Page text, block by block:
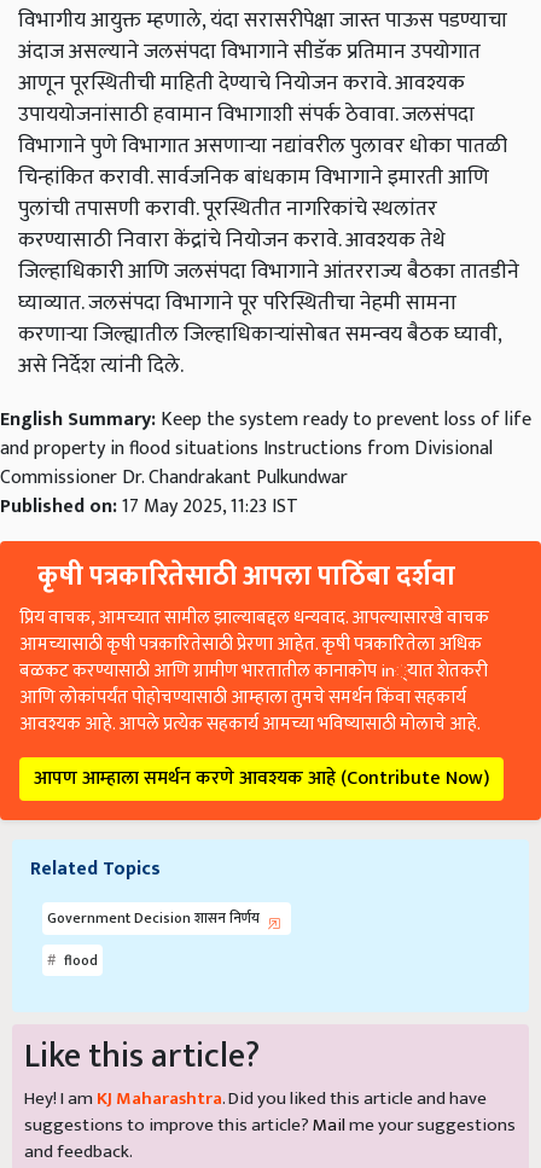
विभागीयआयुक्तम्हणाले,यंदासरासरीपेक्षाजास्तपाऊसपडण्याचा
अंदाजअसल्यानेजलसंपदाविभागानेसीडॅकप्रतिमानउपयोगात
आणूनपूरस्थितीचीमाहितीदेण्याचेनियोजनकरावे.आवश्यक
उपाययोजनांसाठीहवामानविभागाशीसंपर्कठेवावा.जलसंपदा
विभागानेपुणेविभागातअसणाऱ्यानद्यांवरीलपुलावरधोकापातळी
चिन्हांकितकरावी.सार्वजनिकबांधकामविभागानेइमारतीआणि
पुलांचीतपासणीकरावी.पूरस्थितीतनागरिकांचेस्थलांतर
करण्यासाठीनिवाराकेंद्रांचेनियोजनकरावे.आवश्यकतेथे
जिल्हाधिकारीआणिजलसंपदाविभागानेआंतरराज्यबैठकातातडीने
घ्याव्यात.जलसंपदाविभागानेपूरपरिस्थितीचानेहमीसामना
करणाऱ्याजिल्ह्यातीलजिल्हाधिकाऱ्यांसोबतसमन्वयबैठकघ्यावी,
असेनिर्देशत्यांनीदिले.
English Summary:Keep the system ready to prevent loss of life
and property in flood situations Instructions from Divisional
Commissioner Dr. Chandrakant Pulkundwar
Published on:17 May 2025, 11:23 IST
कृषी पत्रकारितेसाठी आपला पाठिंबा दर्शवा
प्रिय वाचक, आमच्यात सामील झाल्याबद्दल धन्यवाद. आपल्यासारखे वाचक
आमच्यासाठी कृषी पत्रकारितेसाठी प्रेरणा आहेत. कृषी पत्रकारितेला अधिक
बळकट करण्यासाठी आणि ग्रामीण भारतातील कानाकोप in्यात शेतकरी
आणि लोकांपर्यंत पोहोचण्यासाठी आम्हाला तुमचे समर्थन किंवा सहकार्य
आवश्यक आहे. आपले प्रत्येक सहकार्य आमच्या भविष्यासाठी मोलाचे आहे.
आपण आम्हाला समर्थन करणे आवश्यक आहे (Contribute Now)
Related Topics
Government Decision शासन निर्णय
flood
Like this article?
Hey! I am KJ Maharashtra. Did you liked this article and have
suggestions to improve this article?Mailme your suggestions
and feedback.